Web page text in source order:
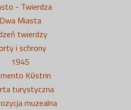
- Twierdza
Dwa Miasta
twierdzy
i schrony
1945
Kϋstrin
turystyczna
muzealna